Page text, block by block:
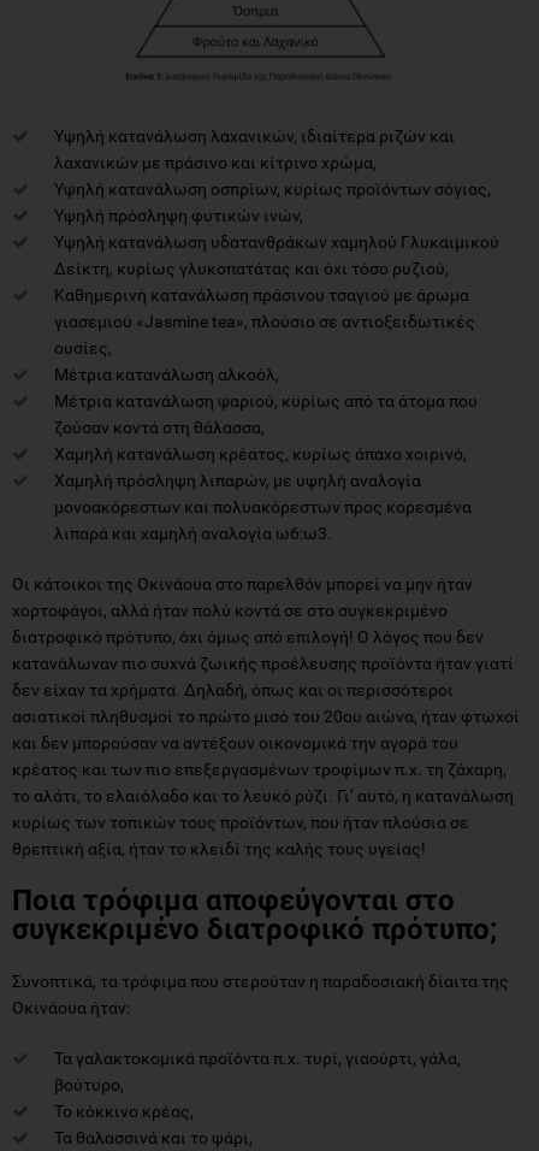
Υψηλή κατανάλωση λαχανικών, ιδιαίτερα ριζών και
λαχανικών με πράσινο και κίτρινο χρώμα,
Υψηλή κατανάλωση οσπρίων, κυρίως προϊόντων σόγιας,
Υψηλή πρόσληψη φυτικών ινών,
Υψηλή κατανάλωση υδατανθράκων χαμηλού Γλυκαιμικού
Δείκτη, κυρίως γλυκοπατάτας και όχι τόσο ρυζιού,
Καθημερινή κατανάλωση πράσινου τσαγιού με άρωμα
γιασεμιού «Jasmine tea», πλούσιο σε αντιοξειδωτικές
ουσίες,
Μέτρια κατανάλωση αλκοόλ,
Μέτρια κατανάλωση ψαριού, κυρίως από τα άτομα που
ζούσαν κοντά στη θάλασσα,
Χαμηλή κατανάλωση κρέατος, κυρίως άπαχο χοιρινό,
Χαμηλή πρόσληψη λιπαρών, με υψηλή αναλογία
μονοακόρεστων και πολυακόρεστων προς κορεσμένα
λιπαρά και χαμηλή αναλογία ω6:ω3.
Οι κάτοικοι της Οκινάουα στο παρελθόν μπορεί να μην ήταν
χορτοφάγοι, αλλά ήταν πολύ κοντά σε στο συγκεκριμένο
διατροφικό πρότυπο, όχι όμως από επιλογή! Ο λόγος που δεν
κατανάλωναν πιο συχνά ζωικής προέλευσης προϊόντα ήταν γιατί
δεν είχαν τα χρήματα. Δηλαδή, όπως και οι περισσότεροι
ασιατικοί πληθυσμοί το πρώτο μισό του 20ου αιώνα, ήταν φτωχοί
και δεν μπορούσαν να αντέξουν οικονομικά την αγορά του
κρέατος και των πιο επεξεργασμένων τροφίμων π.χ. τη ζάχαρη,
το αλάτι, το ελαιόλαδο και το λευκό ρύζι. Γι’ αυτό, η κατανάλωση
κυρίως των τοπικών τους προϊόντων, που ήταν πλούσια σε
θρεπτική αξία, ήταν το κλειδί της καλής τους υγείας!
Ποια τρόφιμα αποφεύγονται στο
συγκεκριμένο διατροφικό πρότυπο;
Συνοπτικά, τα τρόφιμα που στερούταν η παραδοσιακή δίαιτα της
Οκινάουα ήταν:
Τα γαλακτοκομικά προϊόντα π.χ. τυρί, γιαούρτι, γάλα,
βούτυρο,
Το κόκκινο κρέας,
Τα θαλασσινά και το ψάρι,